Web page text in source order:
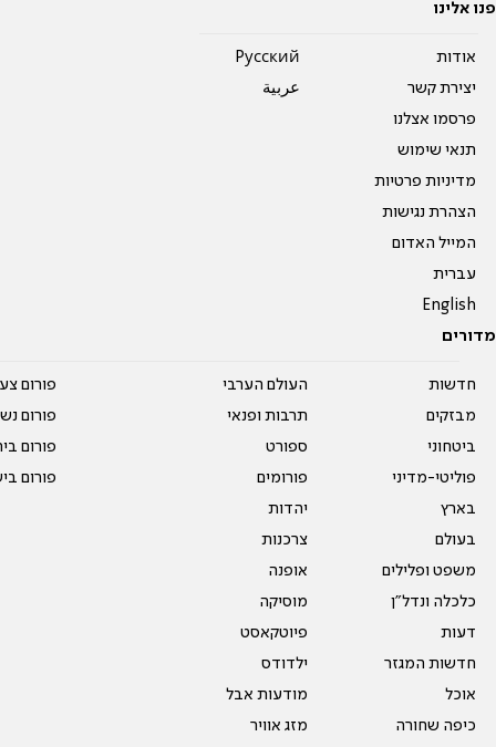
פנו אלינו
אודות
יצירת קשר
פרסמו אצלנו
תנאי שימוש
מדיניות פרטיות
הצהרת נגישות
המייל האדום
עברית
English
Pусский
عربية
מדורים
חדשות
מבזקים
ביטחוני
פוליטי-מדיני
בארץ
בעולם
משפט ופלילים
כלכלה ונדל"ן
דעות
חדשות המגזר
אוכל
כיפה שחורה
העולם הערבי
תרבות ופנאי
ספורט
פורומים
יהדות
צרכנות
אופנה
מוסיקה
פיוטקאסט
ילדודס
מודעות אבל
מזג אוויר
פורום
פורום
פורום
פורום